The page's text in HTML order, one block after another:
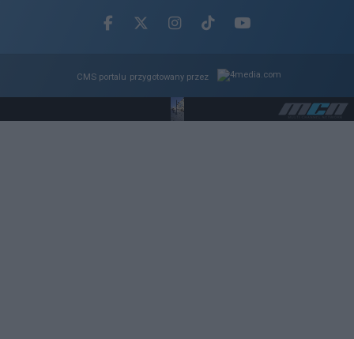
Facebook.com
X.comInstagram.com
Tiktok.comYoutube.com
CMS portalu przygotowany przez
Loaded
100.00%